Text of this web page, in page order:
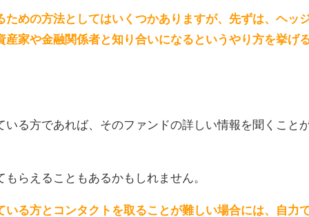
ための方法としてはいくつかありますが、先ずは、ヘッ
家や金融関係者と知り合いになるというやり方を挙げ
いる方であれば、そのファンドの詳しい情報を聞くこと
らえることもあるかもしれません。
いる方とコンタクトを取ることが難しい場合には、自力